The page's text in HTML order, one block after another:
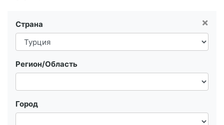
×
Страна
Регион/Область
Город